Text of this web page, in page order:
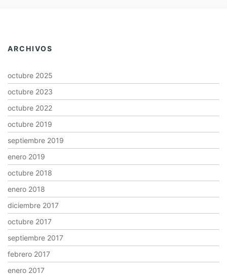
ARCHIVOS
octubre 2025
octubre 2023
octubre 2022
octubre 2019
septiembre 2019
enero 2019
octubre 2018
enero 2018
diciembre 2017
octubre 2017
septiembre 2017
febrero 2017
enero 2017